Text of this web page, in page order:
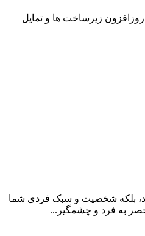
زیرساخت ها و تمایل
بلکه شخصیت و سبک فردی شما
به فرد و چشمگیر...